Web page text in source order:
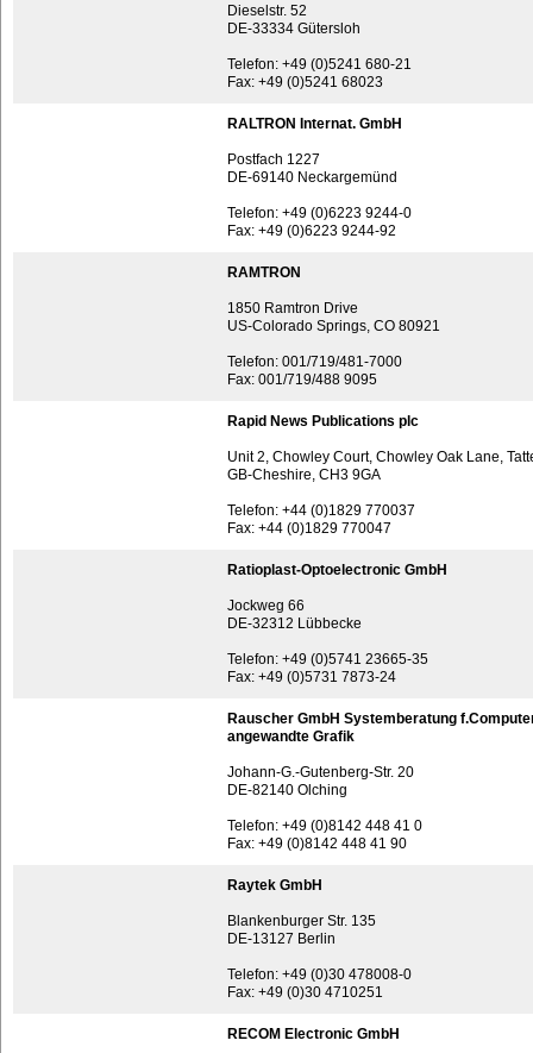
Dieselstr. 52
DE-33334 Gütersloh
Telefon: +49 (0)5241 680-21
Fax: +49 (0)5241 68023
RALTRON Internat. GmbH
Postfach 1227
DE-69140 Neckargemünd
Telefon: +49 (0)6223 9244-0
Fax: +49 (0)6223 9244-92
RAMTRON
1850 Ramtron Drive
US-Colorado Springs, CO 80921
Telefon: 001/719/481-7000
Fax: 001/719/488 9095
Rapid News Publications plc
Unit 2, Chowley Court, Chowley Oak Lane,
GB-Cheshire, CH3 9GA
Telefon: +44 (0)1829 770037
Fax: +44 (0)1829 770047
Ratioplast-Optoelectronic GmbH
Jockweg 66
DE-32312 Lübbecke
Telefon: +49 (0)5741 23665-35
Fax: +49 (0)5731 7873-24
Rauscher GmbH Systemberatung
angewandte Grafik
Johann-G.-Gutenberg-Str. 20
DE-82140 Olching
Telefon: +49 (0)8142 448 41 0
Fax: +49 (0)8142 448 41 90
Raytek GmbH
Blankenburger Str. 135
DE-13127 Berlin
Telefon: +49 (0)30 478008-0
Fax: +49 (0)30 4710251
RECOM Electronic GmbH